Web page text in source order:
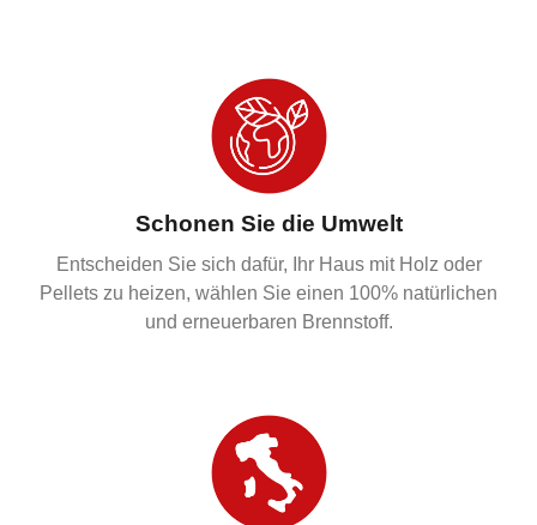
Schonen Sie die Umwelt
Entscheiden Sie sich dafür, Ihr Haus mit Holz oder
Pellets zu heizen, wählen Sie einen 100% natürlichen
und erneuerbaren Brennstoff.